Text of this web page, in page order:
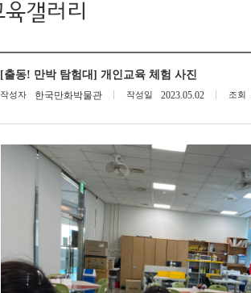
[출동! 만박 탐험대] 개인교육 체험 사진
작성자 한국만화박물관 작성일 2023.05.02 조회